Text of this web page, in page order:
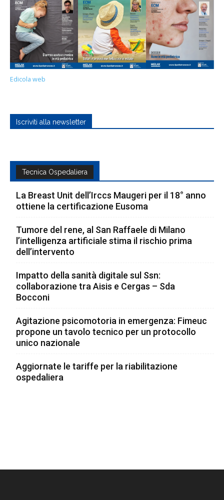
Edicola web
Iscriviti alla newsletter
Tecnica Ospedaliera
La Breast Unit dell’Irccs Maugeri per il 18° anno
ottiene la certificazione Eusoma
Tumore del rene, al San Raffaele di Milano
l’intelligenza artificiale stima il rischio prima
dell’intervento
Impatto della sanità digitale sul Ssn:
collaborazione tra Aisis e Cergas – Sda
Bocconi
Agitazione psicomotoria in emergenza: Fimeuc
propone un tavolo tecnico per un protocollo
unico nazionale
Aggiornate le tariffe per la riabilitazione
ospedaliera